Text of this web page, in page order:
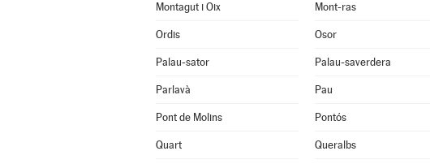
Montagut i Oix Mont-ras
Ordis Osor
Palau-sator Palau-saverdera
Parlavà Pau
Pont de Molins Pontós
Quart Queralbs